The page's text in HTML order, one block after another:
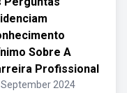
Sobre A
Profissional
2024